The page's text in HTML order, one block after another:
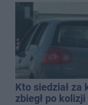
Kto siedział za
zbiegł po kolizji